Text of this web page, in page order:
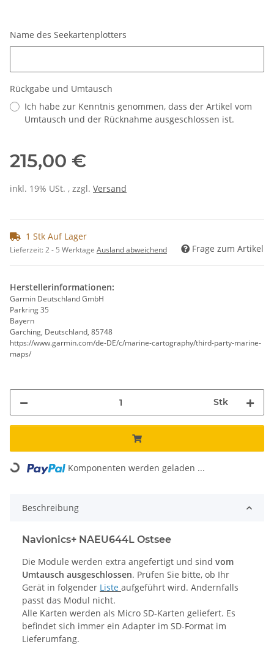
Name des Seekartenplotters
Rückgabe und Umtausch
Ich habe zur Kenntnis genommen, dass der Artikel vom
Umtausch und der Rücknahme ausgeschlossen ist.
215,00 €
inkl. 19% USt. , zzgl. Versand
1 Stk Auf Lager
Lieferzeit:2 - 5 Werktage Ausland abweichend Frage zum Artikel
Herstellerinformationen:
Garmin Deutschland GmbH
Parkring 35
Bayern
Garching, Deutschland, 85748
https://www.garmin.com/de-DE/c/marine-cartography/third-party-marine-
maps/
Stk
Loading... Komponenten werden geladen ...
Beschreibung
Navionics+ NAEU644L Ostsee
Die Module werden extra angefertigt und sind vom
Umtausch ausgeschlossen. Prüfen Sie bitte, ob Ihr
Gerät in folgender Liste aufgeführt wird. Andernfalls
passt das Modul nicht.
Alle Karten werden als Micro SD-Karten geliefert. Es
befindet sich immer ein Adapter im SD-Format im
Lieferumfang.